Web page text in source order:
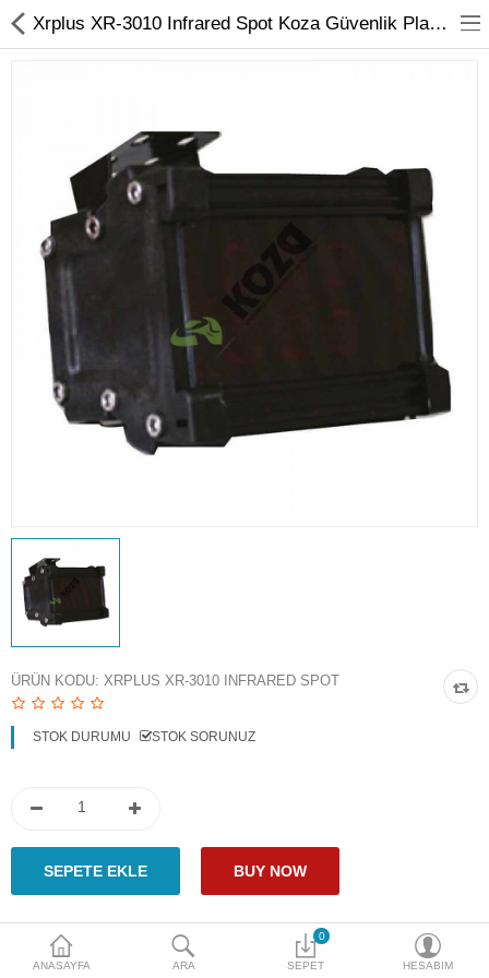
Kameralar
Kayıt Cihazları
Mobil Ürünler
Hırsız Alarm Sistemleri
Yangın Alarm Sistemleri
PDKS Sistemleri
Aksesuarlar
Plaka Tanıma Sistemi
Ürün Güvenlik Sistemleri
$
Para Birimi
ANASAYFA ARA
0
SEPET HESABIM
Xrplus XR-3010 Infrared Spot Koza Güvenlik Plaka Tanıma Sistemi
ÜRÜN KODU: XRPLUS XR-3010 INFRARED SPOT
STOK DURUMU STOK SORUNUZ
Paylaş